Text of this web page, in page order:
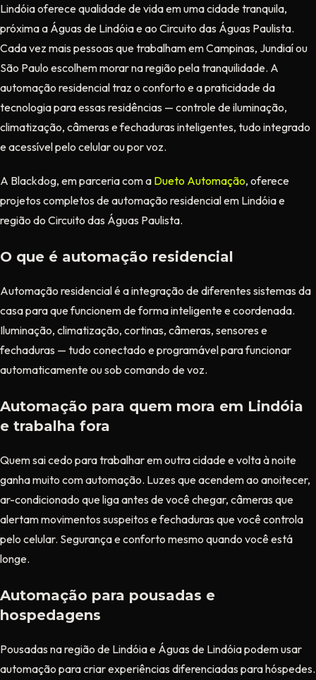
Lindóia oferece qualidade de vida em uma cidade tranquila,
próxima a Águas de Lindóia e ao Circuito das Águas Paulista.
Cada vez mais pessoas que trabalham em Campinas, Jundiaí ou
São Paulo escolhem morar na região pela tranquilidade. A
automação residencial traz o conforto e a praticidade da
tecnologia para essas residências — controle de iluminação,
climatização, câmeras e fechaduras inteligentes, tudo integrado
e acessível pelo celular ou por voz.
A Blackdog, em parceria com a Dueto Automação, oferece
projetos completos de automação residencial em Lindóia e
região do Circuito das Águas Paulista.
O que é automação residencial
Automação residencial é a integração de diferentes sistemas da
casa para que funcionem de forma inteligente e coordenada.
Iluminação, climatização, cortinas, câmeras, sensores e
fechaduras — tudo conectado e programável para funcionar
automaticamente ou sob comando de voz.
Automação para quem mora em Lindóia
e trabalha fora
Quem sai cedo para trabalhar em outra cidade e volta à noite
ganha muito com automação. Luzes que acendem ao anoitecer,
ar-condicionado que liga antes de você chegar, câmeras que
alertam movimentos suspeitos e fechaduras que você controla
pelo celular. Segurança e conforto mesmo quando você está
longe.
Automação para pousadas e
hospedagens
Pousadas na região de Lindóia e Águas de Lindóia podem usar
automação para criar experiências diferenciadas para hóspedes.